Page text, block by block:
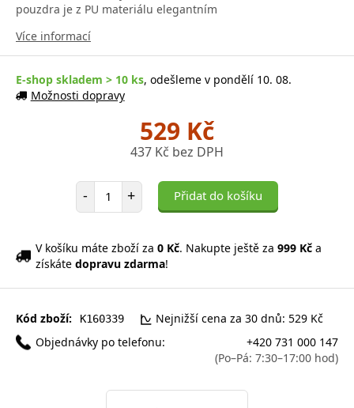
pouzdra je z PU materiálu elegantním
Více informací
E-shop skladem > 10 ks, odešleme v pondělí 10. 08.
Možnosti dopravy
529 Kč
437 Kč bez DPH
- Počet položek
+ Přidat do košíku
V košíku máte zboží za 0 Kč. Nakupte ještě za 999 Kč a
získáte dopravu zdarma!
Kód zboží: K160339
Nejnižší cena za 30 dnů: 529 Kč
Objednávky po telefonu:
+420 731 000 147
(Po–Pá: 7:30–17:00 hod)